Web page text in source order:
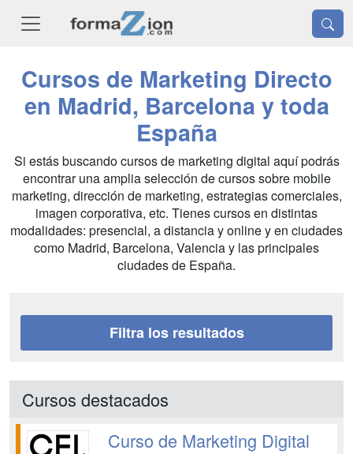
Cursos de Marketing Directo
en Madrid, Barcelona y toda
España
Si estás buscando cursos de marketing digital aquí podrás
encontrar una amplia selección de cursos sobre mobile
marketing, dirección de marketing, estrategias comerciales,
imagen corporativa, etc. Tienes cursos en distintas
modalidades: presencial, a distancia y online y en ciudades
como Madrid, Barcelona, Valencia y las principales
ciudades de España.
Filtra los resultados
Cursos destacados
Curso de Marketing Digital